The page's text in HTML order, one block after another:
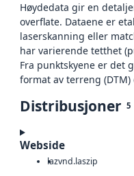
Høydedata gir en
overflate. Dataene er
laserskanning eller
har varierende tetthet
Fra punktskyene er det
format av terreng (DTM)
Distribusjoner 5
Webside
lazvnd.laszip